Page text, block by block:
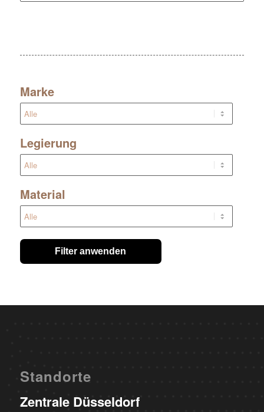
Marke
Legierung
Material
Filter anwenden
Standorte
Zentrale Düsseldorf